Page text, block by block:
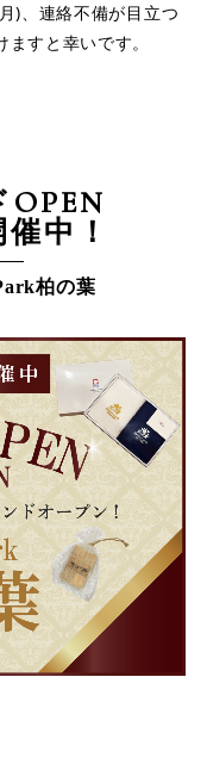
)、連絡不備が目立つ
すと幸いです。
中！
柏の葉